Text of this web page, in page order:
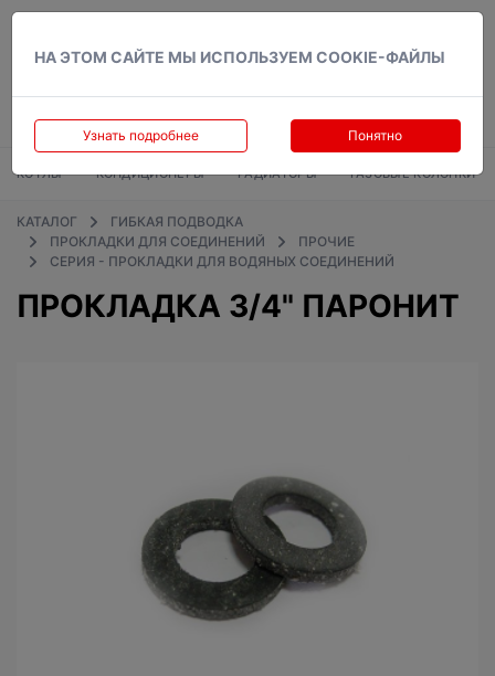
НА ЭТОМ САЙТЕ МЫ ИСПОЛЬЗУЕМ COOKIE-ФАЙЛЫ
Узнать подробнее Понятно
КОТЛЫ КОНДИЦИОНЕРЫ РАДИАТОРЫ ГАЗОВЫЕ КОЛОНКИ
КАТАЛОГ
ГИБКАЯ ПОДВОДКА
ПРОКЛАДКИ ДЛЯ СОЕДИНЕНИЙ
ПРОЧИЕ
СЕРИЯ - ПРОКЛАДКИ ДЛЯ ВОДЯНЫХ СОЕДИНЕНИЙ
ПРОКЛАДКA 3/4" ПАРОНИТ